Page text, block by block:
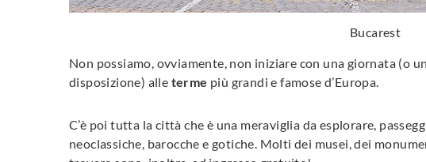
Bucarest
Non possiamo, ovviamente, non iniziare con una giornata (o
disposizione) alle terme più grandi e famose d’Europa.
C’è poi tutta la città che è una meraviglia da esplorare,
neoclassiche, barocche e gotiche. Molti dei musei, dei